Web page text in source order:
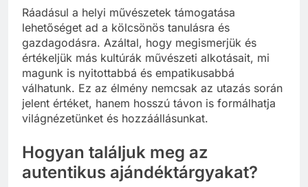
Ráadásul a helyi művészetek támogatása
lehetőséget ad a kölcsönös tanulásra és
gazdagodásra. Azáltal, hogy megismerjük és
értékeljük más kultúrák művészeti alkotásait, mi
magunk is nyitottabbá és empatikusabbá
válhatunk. Ez az élmény nemcsak az utazás során
jelent értéket, hanem hosszú távon is formálhatja
világnézetünket és hozzáállásunkat.
Hogyan találjuk meg az
autentikus ajándéktárgyakat?